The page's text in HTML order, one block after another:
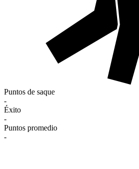
Puntos de saque
-
Éxito
-
Puntos promedio
-